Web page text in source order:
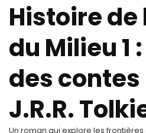
Histoire de
du Milieu 1
des
J.R.R.
Un roman qui explore les